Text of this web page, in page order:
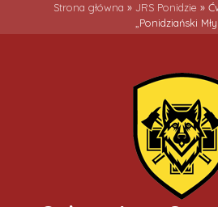
Strona główna » JRS Ponidzie »
„Ponidziański